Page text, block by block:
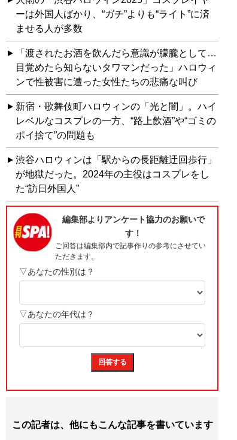
ーは外国人ばかり、“ガチ”よりも“ライト”に済
ませる人が多数
「渡されたお酒を飲んだら意識が朦朧として…
目覚めたら知らないタワマンだった」ハロウィ
ンで性被害に遭った女性たちの悲痛な叫び
新宿・歌舞伎町ハロウィンの「光と闇」。ハイ
レベルなコスプレの一方、“路上飲酒”や“ゴミの
ポイ捨て”の問題も
渋谷ハロウィンは「駅からの長距離迂回歩行」
が地獄だった。2024年の主役はコスプレをし
た“訪日外国人”
この記者は、他にもこんな記事を書いています